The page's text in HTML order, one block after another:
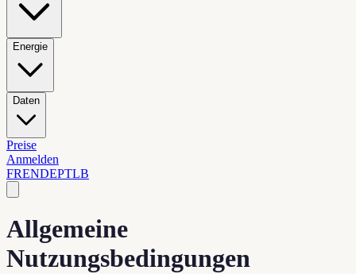
Energie
Daten
Preise
Anmelden
FRENDEPTLB
Allgemeine
Nutzungsbedingungen